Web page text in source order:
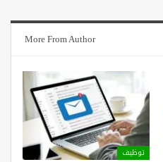
More From Author
توظيف